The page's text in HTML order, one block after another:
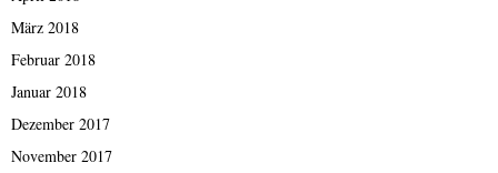
März 2018
Februar 2018
Januar 2018
Dezember 2017
November 2017